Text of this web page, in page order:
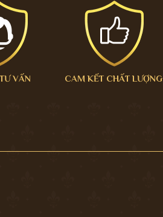
VẤN CAM KẾT CHẤT LƯỢNG